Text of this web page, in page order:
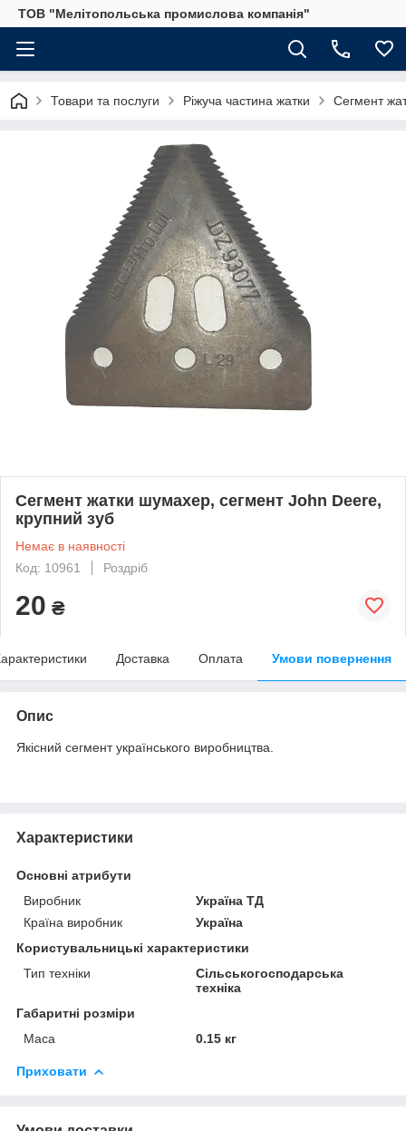
ТОВ "Мелітопольська промислова компанія"
Товари та послуги Ріжуча частина жатки Сегмент
Сегмент жатки шумахер, сегмент John Deere,
крупний зуб
Немає в наявності
Код: 10961
Роздріб
20 ₴
Доставка Оплата Умови повернення
Опис
Якісний сегмент українського виробництва.
Характеристики
Основні атрибути
Виробник
Україна ТД
Країна виробник
Україна
Користувальницькі характеристики
Тип техніки
Сільськогосподарська
техніка
Габаритні розміри
Маса
0.15 кг
Приховати